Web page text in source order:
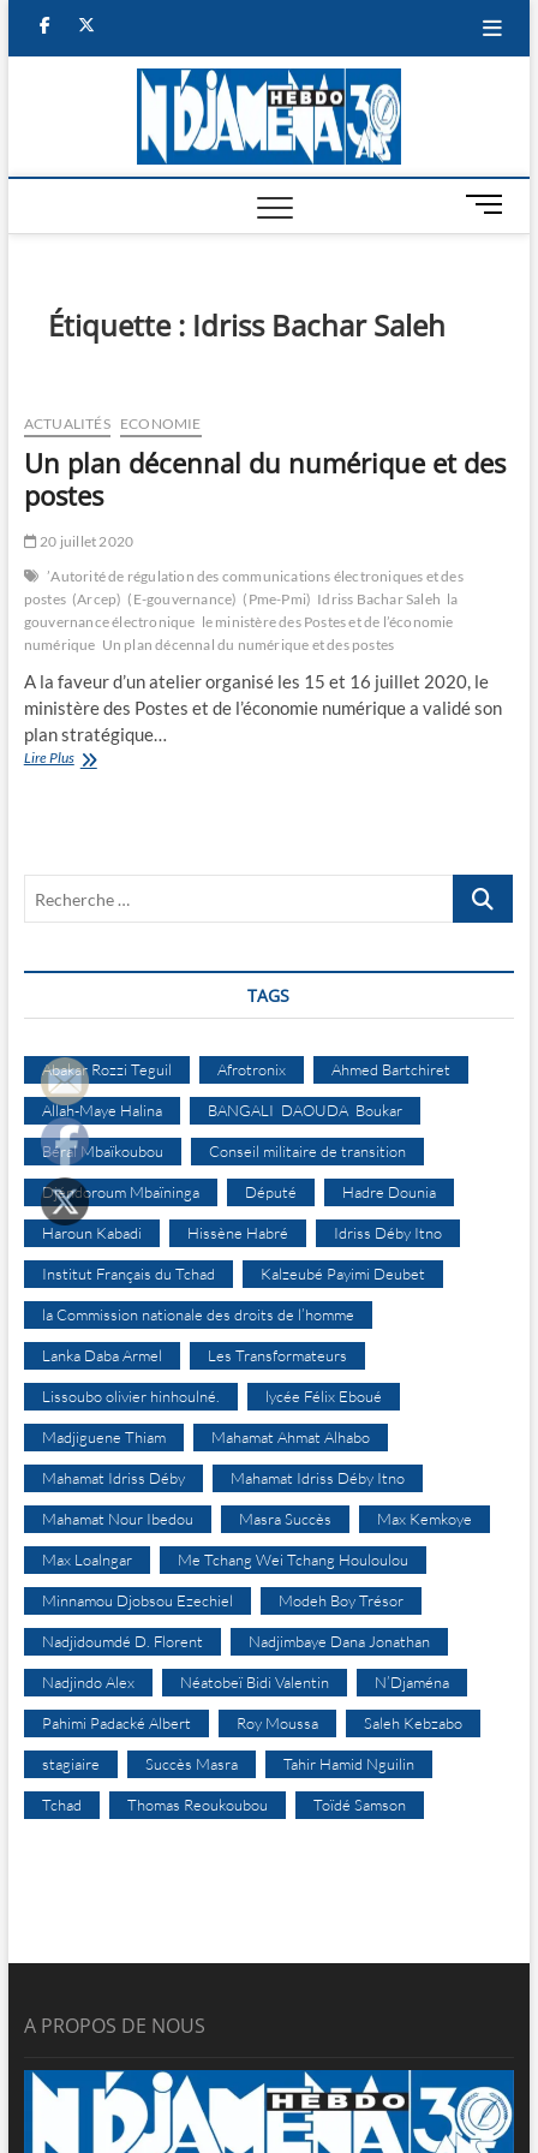
facebook
M
e
Étiquette : Idriss Bachar Saleh
ACTUALITÉS ECONOMIE
Un plan décennal du numérique et des
postes
20 juillet 2020
’Autorité de régulation des communications électroniques et des
postes (Arcep) (E-gouvernance) (Pme-Pmi) Idriss Bachar Saleh la
gouvernance électronique le ministère des Postes et de l’économie
numérique Un plan décennal du numérique et des postes
A la faveur d’un atelier organisé les 15 et 16 juillet 2020, le
ministère des Postes et de l’économie numérique a validé son
plan stratégique…
Lire PlusUn
postes
Recherche
TAGS
Abakar Rozzi Teguil Afrotronix Ahmed Bartchiret
Allah-Maye Halina BANGALI DAOUDA Boukar
Béral Mbaïkoubou Conseil militaire de transition
Djéndoroum Mbaïninga Député Hadre Dounia
Haroun Kabadi Hissène Habré Idriss Déby Itno
Institut Français du Tchad Kalzeubé Payimi Deubet
la Commission nationale des droits de l’homme
Lanka Daba Armel Les Transformateurs
Lissoubo olivier hinhoulné. lycée Félix Eboué
Madjiguene Thiam Mahamat Ahmat Alhabo
Mahamat Idriss Déby Mahamat Idriss Déby Itno
Mahamat Nour Ibedou Masra Succès Max Kemkoye
Max Loalngar Me Tchang Wei Tchang Houloulou
Minnamou Djobsou Ezechiel Modeh Boy Trésor
Nadjidoumdé D. Florent Nadjimbaye Dana Jonathan
Nadjindo Alex Néatobeï Bidi Valentin N’Djaména
Pahimi Padacké Albert Roy Moussa Saleh Kebzabo
stagiaire Succès Masra Tahir Hamid Nguilin
Tchad Thomas Reoukoubou Toïdé Samson
A PROPOS DE NOUS